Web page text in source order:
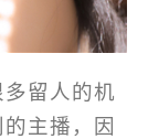
留人的机
主播，因